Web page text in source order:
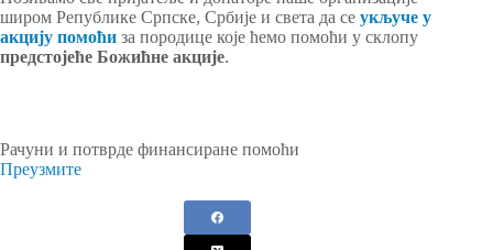
широм Републике Српске, Србије и света да се укључе у
акцију помоћи за породице које ћемо помоћи у склопу
предстојеће Божићне акције.
Рачуни и потврде финансиране помоћи
Преузмите